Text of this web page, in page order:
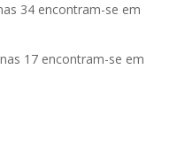
34 encontram-se em
17 encontram-se em